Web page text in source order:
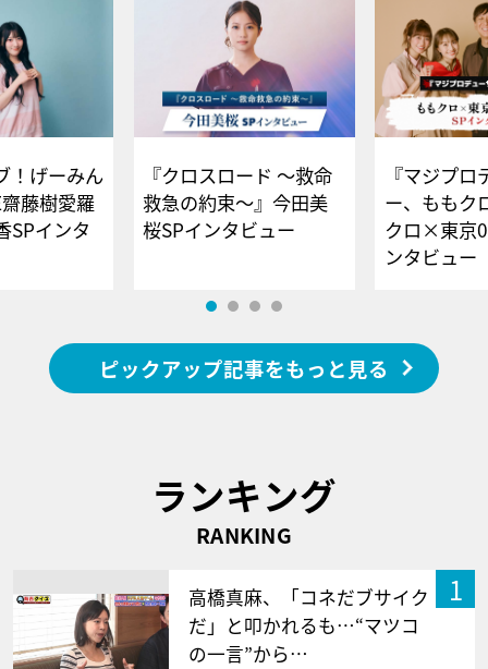
！げーみん
藤樹愛羅
SPインタ
『クロスロード ～救命
救急の約束～』今田美
桜SPインタビュー
『マジプロ
ー、ももク
クロ×東京
ンタビュー
ピックアップ記事をもっと見る
ランキング
RANKING
1
高橋真麻、「コネだブサイク
だ」と叩かれるも…“マツコ
の一言”から…